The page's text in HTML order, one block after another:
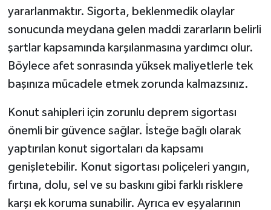
yararlanmaktır. Sigorta, beklenmedik olaylar
sonucunda meydana gelen maddi zararların belirli
şartlar kapsamında karşılanmasına yardımcı olur.
Böylece afet sonrasında yüksek maliyetlerle tek
başınıza mücadele etmek zorunda kalmazsınız.
Konut sahipleri için zorunlu deprem sigortası
önemli bir güvence sağlar. İsteğe bağlı olarak
yaptırılan konut sigortaları da kapsamı
genişletebilir. Konut sigortası poliçeleri yangın,
fırtına, dolu, sel ve su baskını gibi farklı risklere
karşı ek koruma sunabilir. Ayrıca ev eşyalarının